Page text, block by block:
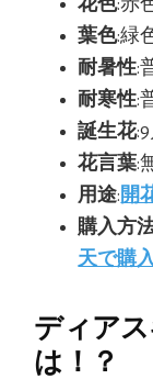
花色:赤
葉色:緑
耐暑性:
耐寒性:
誕生花
花言葉:
用途: 開
購入方
天で購
ディア
は！？